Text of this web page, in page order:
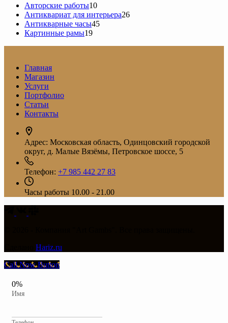
Авторские работы1010
товаров
Антиквариат для интерьера2626
Антикварные часы4545
Картинные рамы1919
Главная
Магазин
Услуги
Портфолио
Статьи
Контакты
Адрес: Московская область, Одинцовский городской
округ, д. Малые Вязёмы, Петровское шоссе, 5
Телефон: +7 985 442 27 83
Часы работы 10.00 - 21.00
Hariz.ru
Call Now Button
0%
Имя